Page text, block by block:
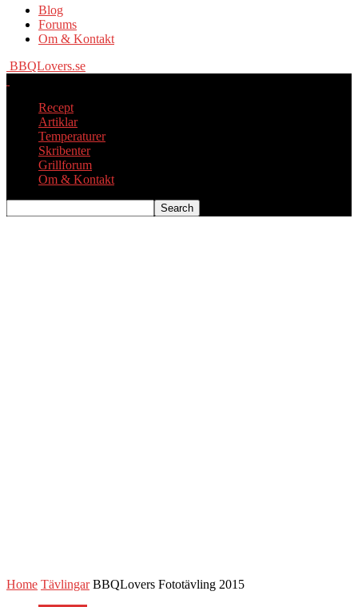
Blog
Forums
Om & Kontakt
BBQLovers.se
Recept
Artiklar
Temperaturer
Skribenter
Grillforum
Om & Kontakt
Home Tävlingar BBQLovers Fototävling 2015